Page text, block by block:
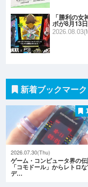
「勝利の
ボが8月13
新着ブックマーク
2026.07.30(Thu)
ゲーム・コンピュータ界の
「コモドール」からレトロ
デ…